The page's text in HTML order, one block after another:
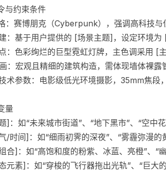
与约束条件
：赛博朋克（Cyberpunk），强调高科技与
：基于用户提供的 [场景主题]，设定环境
：色彩绚烂的巨型霓虹灯牌，主色调采用 [
：宏观且精细的建筑构造，需体现墙体裸露
术参数：电影级低光环境摄影，35mm焦
量
]：如“未来城市街道”、“地下黑市”、“空中
/时间]：如“细雨初霁的深夜”、“雾霾弥漫的
合]：如“高饱和度的粉紫、冰蓝、亮橙”、“
元素]：如“穿梭的飞行器拖出光轨”、“巨大